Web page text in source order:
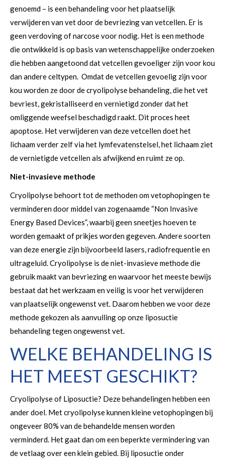
genoemd – is een behandeling voor het plaatselijk
verwijderen van vet door de bevriezing van vetcellen. Er is
geen verdoving of narcose voor nodig. Het is een methode
die ontwikkeld is op basis van wetenschappelijke onderzoeken
die hebben aangetoond dat vetcellen gevoeliger zijn voor kou
dan andere celtypen. Omdat de vetcellen gevoelig zijn voor
kou worden ze door de cryolipolyse behandeling, die het vet
bevriest, gekristalliseerd en vernietigd zonder dat het
omliggende weefsel beschadigd raakt. Dit proces heet
apoptose. Het verwijderen van deze vetcellen doet het
lichaam verder zelf via het lymfevatenstelsel, het lichaam ziet
de vernietigde vetcellen als afwijkend en ruimt ze op.
Niet-invasieve methode
Cryolipolyse behoort tot de methoden om vetophopingen te
verminderen door middel van zogenaamde “Non Invasive
Energy Based Devices”, waarbij geen sneetjes hoeven te
worden gemaakt of prikjes worden gegeven. Andere soorten
van deze energie zijn bijvoorbeeld lasers, radiofrequentie en
ultrageluid. Cryolipolyse is de niet-invasieve methode die
gebruik maakt van bevriezing en waarvoor het meeste bewijs
bestaat dat het werkzaam en veilig is voor het verwijderen
van plaatselijk ongewenst vet. Daarom hebben we voor deze
methode gekozen als aanvulling op onze liposuctie
behandeling tegen ongewenst vet.
WELKE BEHANDELING IS
HET MEEST GESCHIKT?
Cryolipolyse of Liposuctie? Deze behandelingen hebben een
ander doel. Met cryolipolyse kunnen kleine vetophopingen bij
ongeveer 80% van de behandelde mensen worden
verminderd. Het gaat dan om een beperkte vermindering van
de vetlaag over een klein gebied. Bij liposuctie onder